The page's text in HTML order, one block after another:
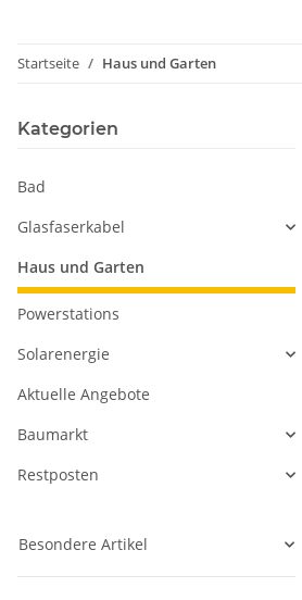
Startseite Haus und Garten
Kategorien
Bad
Glasfaserkabel
Haus und Garten
Powerstations
Solarenergie
Aktuelle Angebote
Baumarkt
Restposten
Besondere Artikel